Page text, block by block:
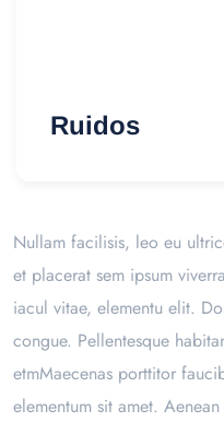
Ruidos
Nullam facilisis, leo eu
et placerat sem ipsum
iacul vitae, elementu elit.
congue. Pellentesque
etmMaecenas porttitor
elementum sit amet.